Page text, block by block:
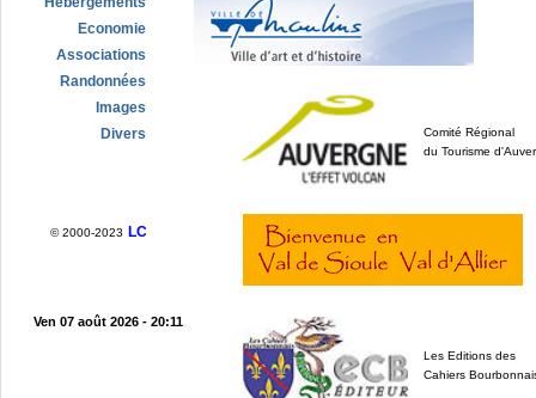
Economie
Associations
Randonnées
Images
Divers
© 2000-2023 LC
Ven 07 août 2026 - 20:11
Comité Régional
du Tourisme
Les Editions des
Cahiers